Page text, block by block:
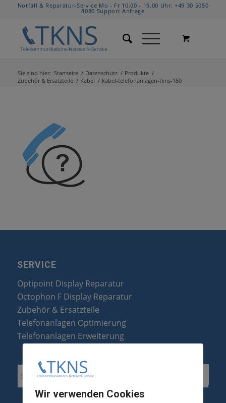
Notfall & Reparatur-Service Mo - Fr 10.00 - 19.00 Uhr:+49 30 5050
8080 Support Anfrage
Sie sind hier: Startseite / Datenschutz / Produkte /
Zubehör & Ersatzteile / Kabel / kabel-telefonanlagen-tkns-150
SERVICE
Optipoint Display Reparatur
Octophon F Display Reparatur
Zubehör & Ersatzteile
Telefonanlagen Optimierung
Telefonanlagen Erweiterung
Wir verwenden Cookies